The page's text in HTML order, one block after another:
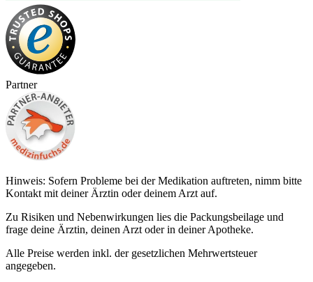
Partner
Hinweis: Sofern Probleme bei der Medikation auftreten, nimm bitte
Kontakt mit deiner Ärztin oder deinem Arzt auf.
Zu Risiken und Nebenwirkungen lies die Packungsbeilage und
frage deine Ärztin, deinen Arzt oder in deiner Apotheke.
Alle Preise werden inkl. der gesetzlichen Mehrwertsteuer
angegeben.